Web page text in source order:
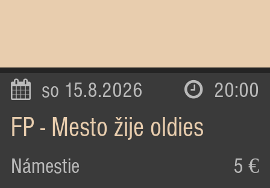
so 15.8.2026 20:00
FP - Mesto žije oldies
Námestie 5 €